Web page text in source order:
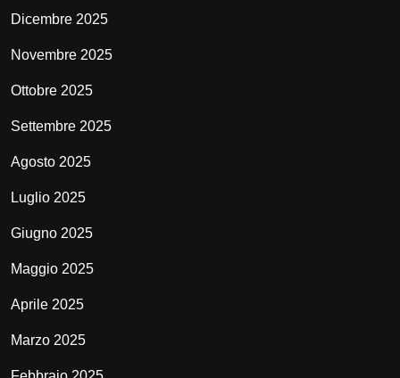
Dicembre 2025
Novembre 2025
Ottobre 2025
Settembre 2025
Agosto 2025
Luglio 2025
Giugno 2025
Maggio 2025
Aprile 2025
Marzo 2025